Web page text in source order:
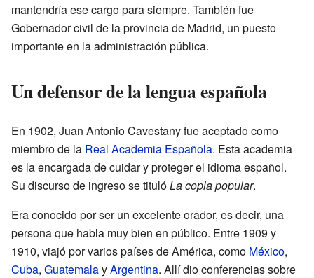
mantendría ese cargo para siempre. También fue
Gobernador civil de la provincia de Madrid, un puesto
importante en la administración pública.
Un defensor de la lengua española
En 1902, Juan Antonio Cavestany fue aceptado como
miembro de la Real Academia Española. Esta academia
es la encargada de cuidar y proteger el idioma español.
Su discurso de ingreso se titulóLa copla popular.
Era conocido por ser un excelente orador, es decir, una
persona que habla muy bien en público. Entre 1909 y
1910, viajó por varios países de América, como México,
Cuba, GuatemalayArgentina. Allí dio conferencias sobre